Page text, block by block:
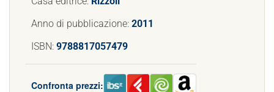
Anno di pubblicazione: 2011
ISBN: 9788817057479
Confronta prezzi: